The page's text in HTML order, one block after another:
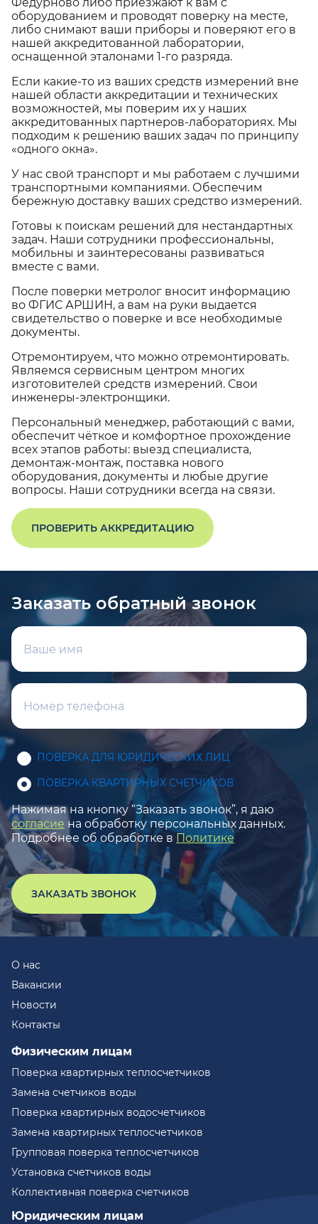
оборудованием и проводят поверку на месте,
либо снимают ваши приборы и поверяют его в
нашей аккредитованной лаборатории,
оснащенной эталонами 1-го разряда.
Если какие-то из ваших средств измерений вне
нашей области аккредитации и технических
возможностей, мы поверим их у наших
аккредитованных партнеров-лабораториях. Мы
подходим к решению ваших задач по принципу
«одного окна».
У нас свой транспорт и мы работаем с лучшими
транспортными компаниями. Обеспечим
бережную доставку ваших средство измерений.
Готовы к поискам решений для нестандартных
задач. Наши сотрудники профессиональны,
мобильны и заинтересованы развиваться
вместе с вами.
После поверки метролог вносит информацию
во ФГИС АРШИН, а вам на руки выдается
свидетельство о поверке и все необходимые
документы.
Отремонтируем, что можно отремонтировать.
Являемся сервисным центром многих
изготовителей средств измерений. Свои
инженеры-электронщики.
Персональный менеджер, работающий с вами,
обеспечит чёткое и комфортное прохождение
всех этапов работы: выезд специалиста,
демонтаж-монтаж, поставка нового
оборудования, документы и любые другие
вопросы. Наши сотрудники всегда на связи.
ПРОВЕРИТЬ АККРЕДИТАЦИЮ
Заказать обратный звонок
ПОВЕРКА ДЛЯ ЮРИДИЧЕСКИХ ЛИЦ
ПОВЕРКА КВАРТИРНЫХ СЧЕТЧИКОВ
Нажимая на кнопку “Заказать звонок”, я даю
согласие на обработку персональных данных.
Подробнее об обработке в Политике
ЗАКАЗАТЬ ЗВОНОК
О нас
Вакансии
Новости
Контакты
Физическим лицам
Поверка квартирных теплосчетчиков
Замена счетчиков воды
Поверка квартирных водосчетчиков
Замена квартирных теплосчетчиков
Групповая поверка теплосчетчиков
Установка счетчиков воды
Коллективная поверка счетчиков
Юридическим лицам